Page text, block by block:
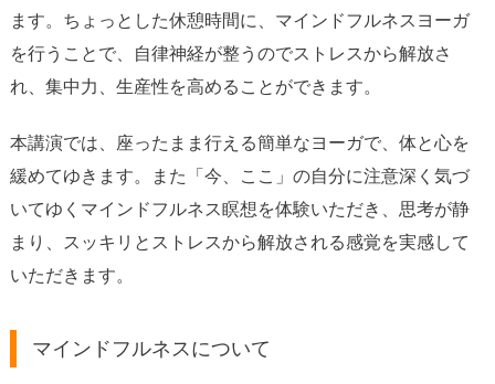
ます。ちょっとした休憩時間に、マインドフルネスヨーガ
を行うことで、自律神経が整うのでストレスから解放さ
れ、集中力、生産性を高めることができます。
本講演では、座ったまま行える簡単なヨーガで、体と心を
緩めてゆきます。また「今、ここ」の自分に注意深く気づ
いてゆくマインドフルネス瞑想を体験いただき、思考が静
まり、スッキリとストレスから解放される感覚を実感して
いただきます。
マインドフルネスについて